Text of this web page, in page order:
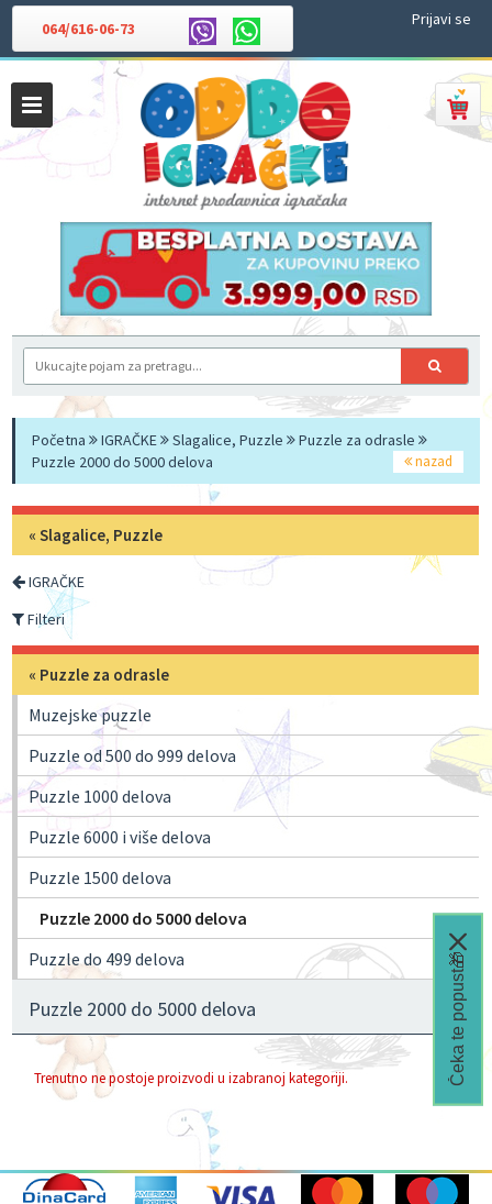
064/616-06-73 Prijavi se
Početna IGRAČKE Slagalice, Puzzle
Puzzle za odrasle
Puzzle 2000 do 5000 delova
nazad
«Slagalice, Puzzle
IGRAČKE
Filteri
« Puzzle za odrasle
Muzejske puzzle
Puzzle od 500 do 999 delova
Puzzle 1000 delova
Puzzle 6000 i više delova
Puzzle 1500 delova
Puzzle 2000 do 5000 delova
Puzzle do 499 delova
Puzzle 2000 do 5000 delova
Trenutno ne postoje proizvodi u izabranoj kategoriji. Čeka te popust🎁